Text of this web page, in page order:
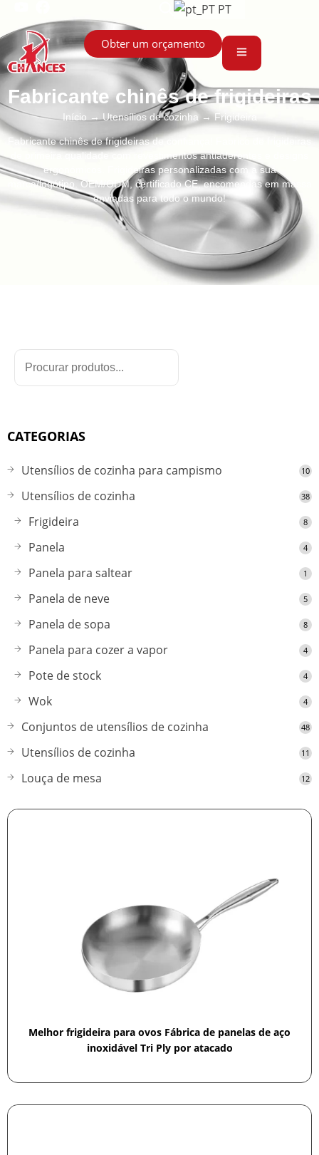
PT
Obter um orçamento
Fabricante chinês de frigideiras
Início →Utensílios de cozinha → Frigideira
Fabricante chinês de frigideiras de confiança! Fabrico de frigideiras
de primeira qualidade com revestimentos antiaderentes e designs
ergonómicos. Frigideiras personalizadas com a sua
marca/logótipo. OEM/ODM, certificado CE, encomendas em massa
enviadas para todo o mundo!
CATEGORIAS
Utensílios de cozinha para campismo 10
Utensílios de cozinha 38
Frigideira 8
Panela 4
Panela para saltear 1
Panela de neve 5
Panela de sopa 8
Panela para cozer a vapor 4
Pote de stock 4
Wok 4
Conjuntos de utensílios de cozinha 48
Utensílios de cozinha 11
Louça de mesa 12
Melhor frigideira para ovos Fábrica de panelas de aço
inoxidável Tri Ply por atacado